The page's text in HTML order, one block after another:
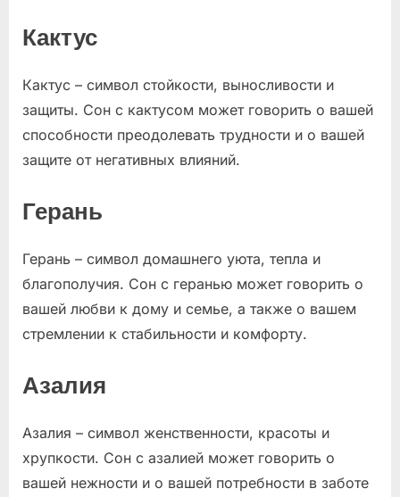
Кактус
Кактус – символ стойкости, выносливости и
защиты. Сон с кактусом может говорить о вашей
способности преодолевать трудности и о вашей
защите от негативных влияний.
Герань
Герань – символ домашнего уюта, тепла и
благополучия. Сон с геранью может говорить о
вашей любви к дому и семье, а также о вашем
стремлении к стабильности и комфорту.
Азалия
Азалия – символ женственности, красоты и
хрупкости. Сон с азалией может говорить о
вашей нежности и о вашей потребности в заботе